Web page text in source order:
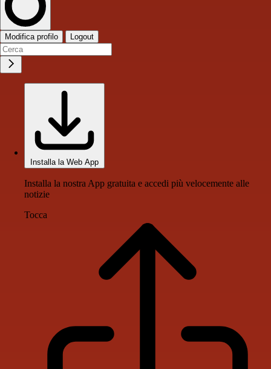
Modifica profilo Logout
Installa la Web App
Installa la nostra App gratuita e accedi più velocemente alle
notizie
Tocca